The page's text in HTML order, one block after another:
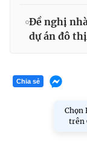
Đề nghị
dự án đô
Chia sẻ
Chọn
trên